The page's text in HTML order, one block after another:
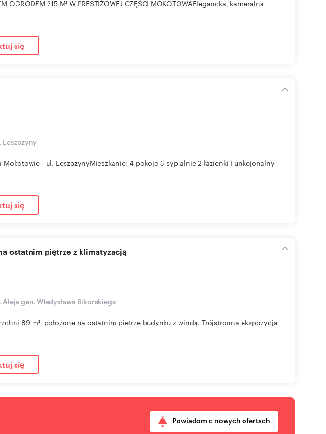
OGRODEM 215 M² W PRESTIŻOWEJ CZĘŚCI MOKOTOWAElegancka, kameralna
się
Leszczyny
- ul. LeszczynyMieszkanie: 4 pokoje 3 sypialnie 2 łazienki Funkcjonalny
się
ostatnim piętrze z klimatyzacją
gen. Władysława Sikorskiego
89 m², położone na ostatnim piętrze budynku z windą. Trójstronna ekspozycja
się
Powiadom o nowych ofertach